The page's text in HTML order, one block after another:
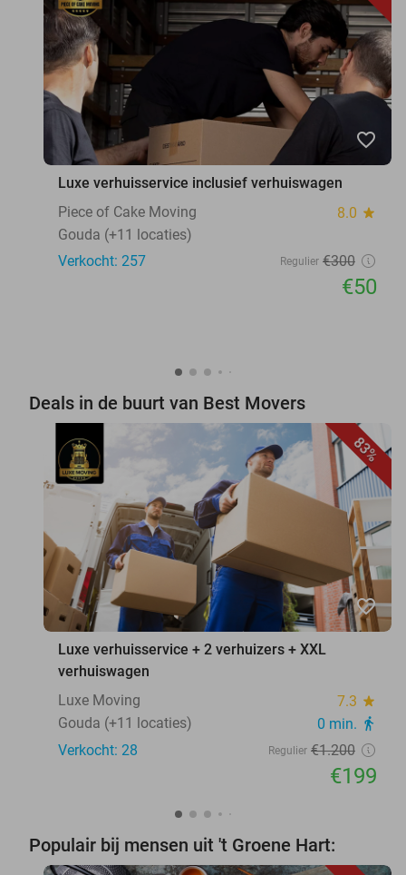
favorite_border
Luxe verhuisservice inclusief verhuiswagen
Piece of Cake Moving
8.0 star
Gouda (+11 locaties)
Verkocht: 257
Regulier €300
€50
Deals in de buurt van Best Movers
83%
favorite_border
Luxe verhuisservice + 2 verhuizers + XXL
verhuiswagen
Luxe Moving
7.3 star
Gouda (+11 locaties) 0 min. directions_walk
Verkocht: 28 Regulier €1.200
€199
Populair bij mensen uit 't Groene Hart: